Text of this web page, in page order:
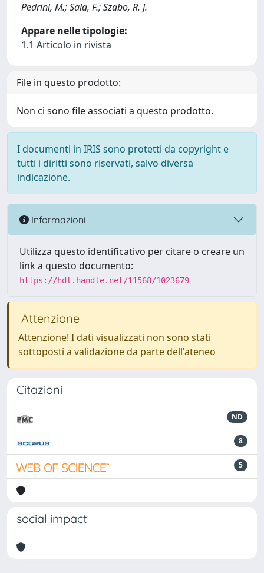
Pedrini, M.; Sala, F.; Szabo, R. J.
Appare nelle tipologie:
1.1 Articolo in rivista
File in questo prodotto:
Non ci sono file associati a questo prodotto.
I documenti in IRIS sono protetti da copyright e
tutti i diritti sono riservati, salvo diversa
indicazione.
Informazioni
Utilizza questo identificativo per citare o creare un
link a questo documento:
https://hdl.handle.net/11568/1023679
Attenzione
Attenzione! I dati visualizzati non sono stati
sottoposti a validazione da parte dell'ateneo
Citazioni
ND
8
5
social impact